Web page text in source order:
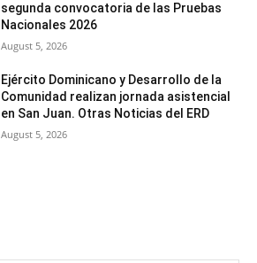
segunda convocatoria de las Pruebas
Nacionales 2026
August 5, 2026
Ejército Dominicano y Desarrollo de la
Comunidad realizan jornada asistencial
en San Juan. Otras Noticias del ERD
August 5, 2026